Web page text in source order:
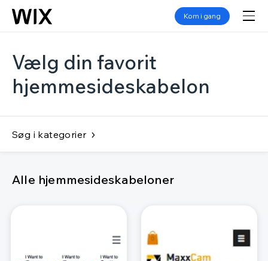
Kom i gang
Vælg din favorit
hjemmesideskabelon
Søg i kategorier
Alle hjemmesideskabeloner